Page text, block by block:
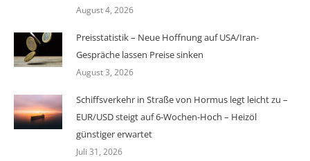
August 4, 2026
Preisstatistik – Neue Hoffnung auf USA/Iran-
Gespräche lassen Preise sinken
August 3, 2026
Schiffsverkehr in Straße von Hormus legt leicht zu –
EUR/USD steigt auf 6-Wochen-Hoch – Heizöl
günstiger erwartet
Juli 31, 2026